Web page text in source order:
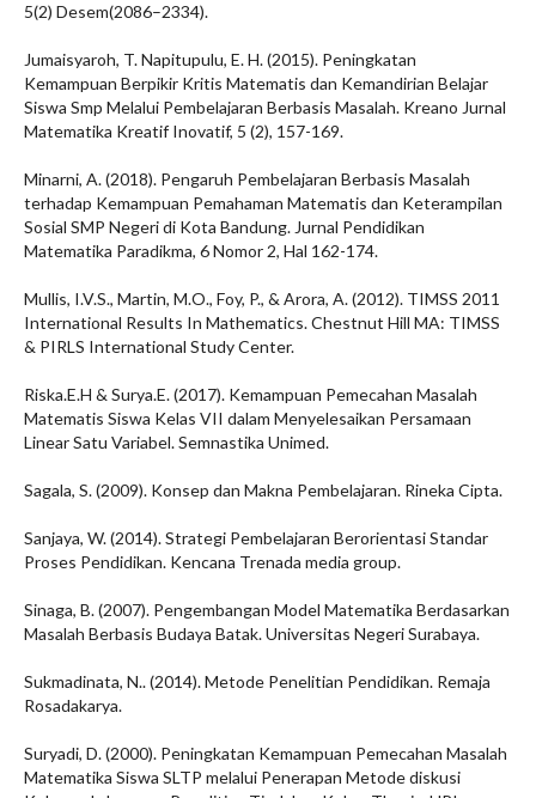
5(2) Desem(2086–2334).
Jumaisyaroh, T. Napitupulu, E. H. (2015). Peningkatan
Kemampuan Berpikir Kritis Matematis dan Kemandirian Belajar
Siswa Smp Melalui Pembelajaran Berbasis Masalah. Kreano Jurnal
Matematika Kreatif Inovatif, 5 (2), 157-169.
Minarni, A. (2018). Pengaruh Pembelajaran Berbasis Masalah
terhadap Kemampuan Pemahaman Matematis dan Keterampilan
Sosial SMP Negeri di Kota Bandung. Jurnal Pendidikan
Matematika Paradikma, 6 Nomor 2, Hal 162-174.
Mullis, I.V.S., Martin, M.O., Foy, P., & Arora, A. (2012). TIMSS 2011
International Results In Mathematics. Chestnut Hill MA: TIMSS
& PIRLS International Study Center.
Riska.E.H & Surya.E. (2017). Kemampuan Pemecahan Masalah
Matematis Siswa Kelas VII dalam Menyelesaikan Persamaan
Linear Satu Variabel. Semnastika Unimed.
Sagala, S. (2009). Konsep dan Makna Pembelajaran. Rineka Cipta.
Sanjaya, W. (2014). Strategi Pembelajaran Berorientasi Standar
Proses Pendidikan. Kencana Trenada media group.
Sinaga, B. (2007). Pengembangan Model Matematika Berdasarkan
Masalah Berbasis Budaya Batak. Universitas Negeri Surabaya.
Sukmadinata, N.. (2014). Metode Penelitian Pendidikan. Remaja
Rosadakarya.
Suryadi, D. (2000). Peningkatan Kemampuan Pemecahan Masalah
Matematika Siswa SLTP melalui Penerapan Metode diskusi